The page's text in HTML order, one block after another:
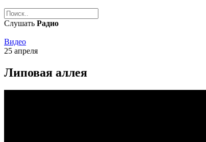
Слушать Радио
Видео
25 апреля
Липовая аллея